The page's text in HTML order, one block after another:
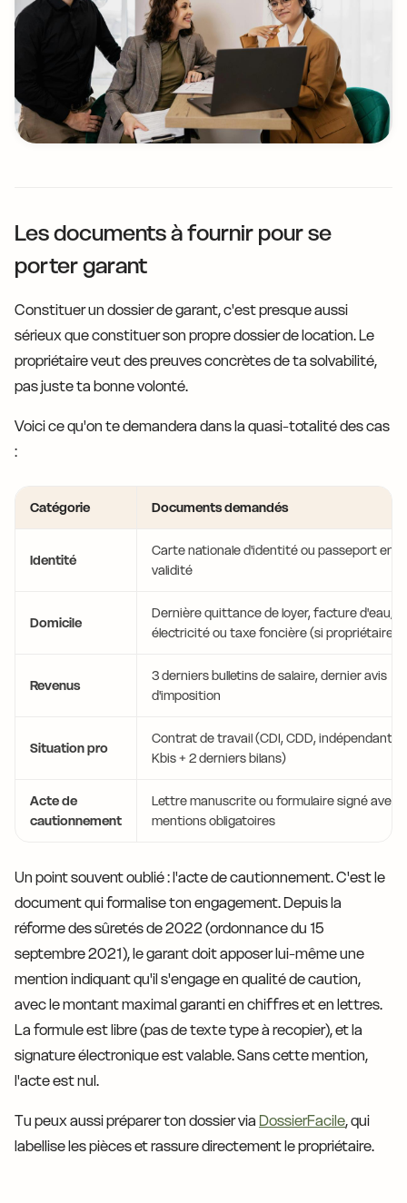
Les documents à fournir pour se
porter garant
Constituer un dossier de garant, c'est presque aussi
sérieux que constituer son propre dossier de location. Le
propriétaire veut des preuves concrètes de ta solvabilité,
pas juste ta bonne volonté.
Voici ce qu'on te demandera dans la quasi-totalité des cas
:
Catégorie Documents demandés
Identité
Carte nationale d'identité ou passeport en
validité
Domicile
Dernière quittance de loyer, facture d'eau/
électricité ou taxe foncière (si propriétaire)
Revenus
3 derniers bulletins de salaire, dernier avis
d'imposition
Situation pro
Contrat de travail (CDI, CDD, indépendant :
Kbis + 2 derniers bilans)
Acte de
cautionnement
Lettre manuscrite ou formulaire signé avec
mentions obligatoires
Un point souvent oublié : l'acte de cautionnement. C'est le
document qui formalise ton engagement. Depuis la
réforme des sûretés de 2022 (ordonnance du 15
septembre 2021), le garant doit apposer lui-même une
mention indiquant qu'il s'engage en qualité de caution,
avec le montant maximal garanti en chiffres et en lettres.
La formule est libre (pas de texte type à recopier), et la
signature électronique est valable. Sans cette mention,
l'acte est nul.
Tu peux aussi préparer ton dossier via DossierFacile, qui
labellise les pièces et rassure directement le propriétaire.